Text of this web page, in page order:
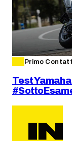
Primo
Test